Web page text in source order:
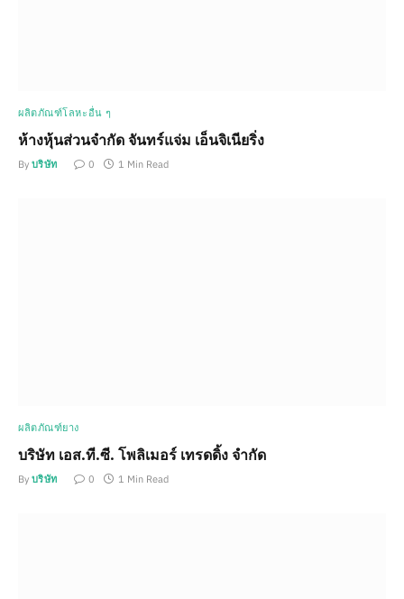
ผลิตภัณฑ์โลหะอื่น ๆ
ห้างหุ้นส่วนจำกัด จันทร์แจ่ม เอ็นจิเนียริ่ง
By บริษัท 0 1 Min Read
ผลิตภัณฑ์ยาง
บริษัท เอส.ที.ซี. โพลิเมอร์ เทรดดิ้ง จำกัด
By บริษัท 0 1 Min Read